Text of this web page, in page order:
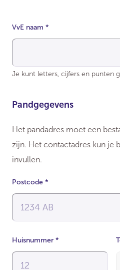
VvE naam *
Je kunt letters, cijfers en punten
Pandgegevens
Het pandadres moet een
zijn. Het contactadres kun je
invullen.
Postcode *
Huisnummer *